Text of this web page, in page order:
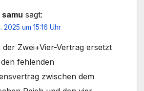
sagt:
2025 um 15:16 Uhr
der Zwei+Vier-Vertrag ersetzt
fehlenden
zwischen dem